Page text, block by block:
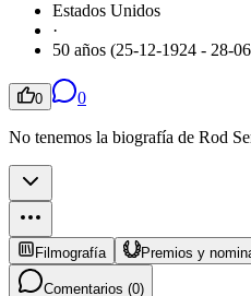
Estados Unidos
·
50 años (25-12-1924 - 28-
0 0
No tenemos la biografía de Rod
Filmografía Premios y
Comentarios (0)